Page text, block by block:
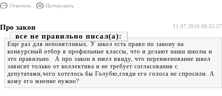
Ответить Цитировать
11.07.2016 00:55:57
Про закон
все не правильно
Еще раз для непонятливых. У школ есть право по закону на
конкурсный отбор в профильные классы, что и делают наши школы и
это правильно. А про закон я имел ввиду, что переименование школ
зависит только от коллектива и не требует согласования с
депутатами,чего хотелось бы Голубю,гляди его голоса не спросили. А
кому его мнение нужно?